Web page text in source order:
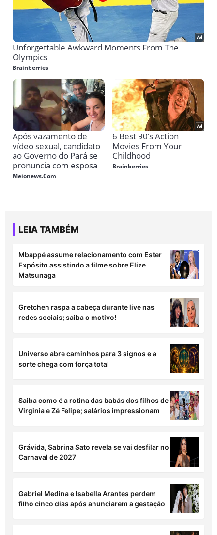
LEIA TAMBÉM
Mbappé assume relacionamento com Ester
Expósito assistindo a filme sobre Elize
Matsunaga
Gretchen raspa a cabeça durante live nas
redes sociais; saiba o motivo!
Universo abre caminhos para 3 signos e a
sorte chega com força total
Saiba como é a rotina das babás dos filhos de
Virginia e Zé Felipe; salários impressionam
Grávida, Sabrina Sato revela se vai desfilar no
Carnaval de 2027
Gabriel Medina e Isabella Arantes perdem
filho cinco dias após anunciarem a gestação